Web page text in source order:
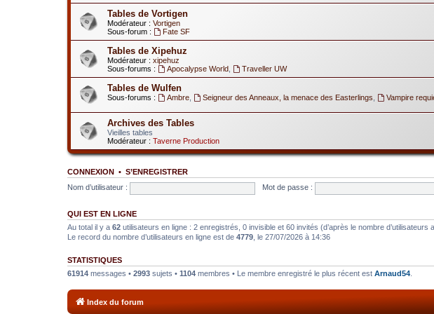
Tables de Vortigen
Modérateur : Vortigen
Sous-forum :
Fate SF
Tables de Xipehuz
Modérateur : xipehuz
Sous-forums :
Apocalypse World, Traveller UW
Tables de Wulfen
Sous-forums : Ambre, Seigneur des Anneaux, la menace des Easterlings Vampire
Archives des Tables
Vieilles tables
Modérateur : Taverne Production
CONNEXION • S’ENREGISTRER
Nom d’utilisateur :
Mot de passe :
QUI EST EN LIGNE
Au total il y a 62 utilisateurs en ligne : 2 enregistrés, 0 invisible et 60 invités (d’après le nombre
Le record du nombre d’utilisateurs en ligne est de 4779 , le 27/07/2026 à 14:36
STATISTIQUES
61914 messages • 2993 sujets • 1104 membres • Le membre enregistré le plus récent est Arnaud54
Index du forum